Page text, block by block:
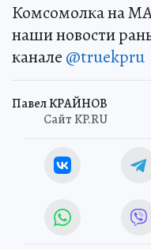
Комсомолка на
наши новости
канале @truekpru
Павел КРАЙНОВ
Сайт KP.RU